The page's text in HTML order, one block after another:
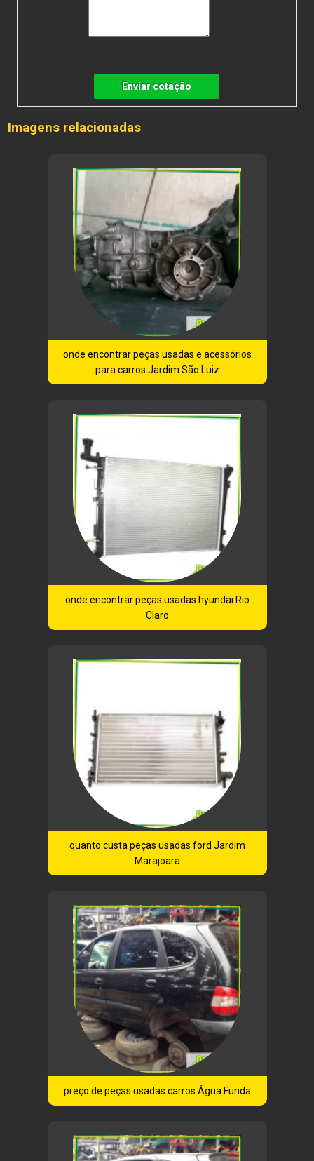
Enviar cotação
Imagens relacionadas
onde encontrar peças usadas e acessórios
para carros Jardim São Luiz
onde encontrar peças usadas hyundai Rio
Claro
quanto custa peças usadas ford Jardim
Marajoara
preço de peças usadas carros Água Funda